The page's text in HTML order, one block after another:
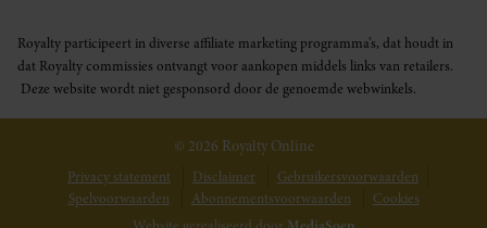
Royalty participeert in diverse affiliate marketing programma’s, dat houdt in
dat Royalty commissies ontvangt voor aankopen middels links van retailers.
Deze website wordt niet gesponsord door de genoemde webwinkels.
© 2026 Royalty Online
Privacy statement Disclaimer
Gebruikersvoorwaarden
Spelvoorwaarden
Abonnementsvoorwaarden
Cookies